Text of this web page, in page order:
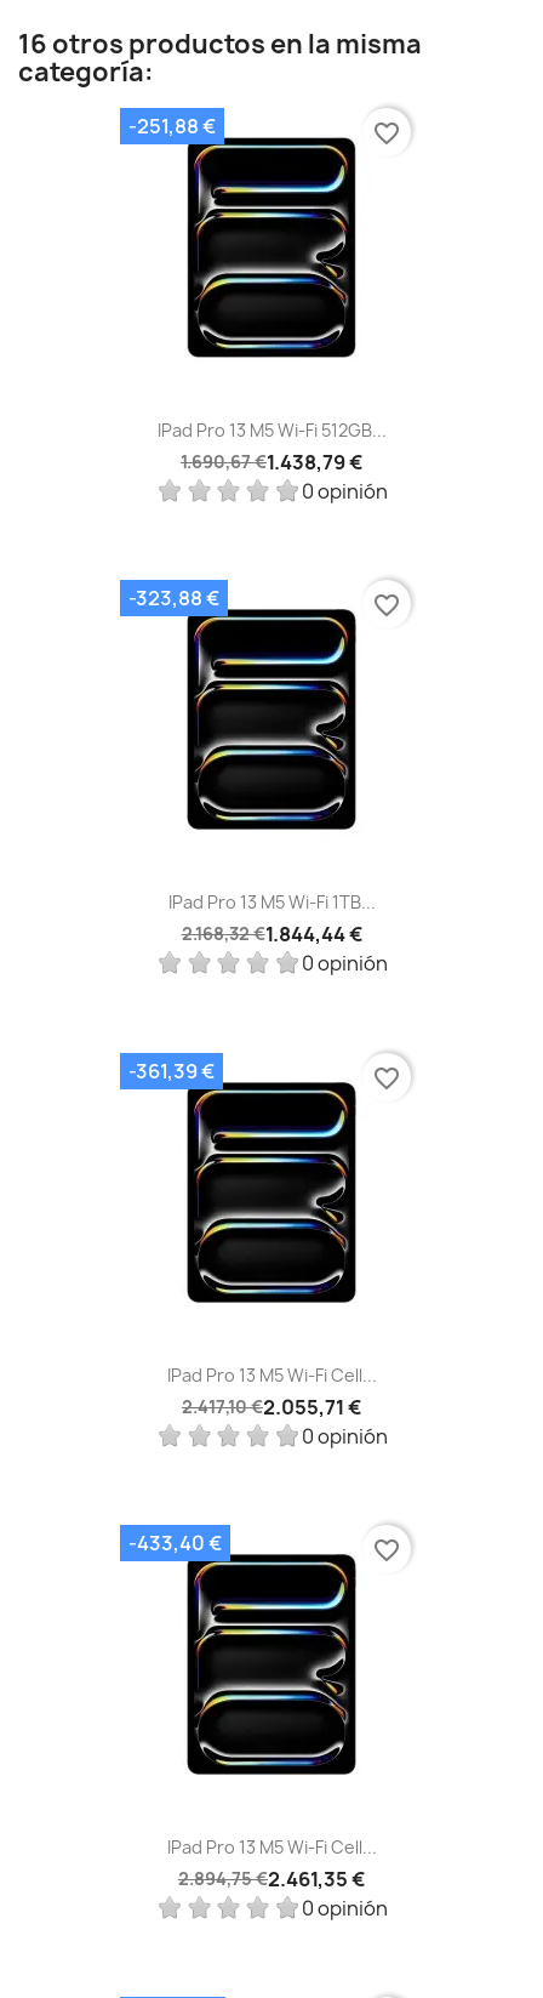
16 otros productos en la misma
categoría:
IPad Pro 13 M5 Wi‑Fi 512GB...
1.690,67 €1.438,79 €
0 opinión
-251,88 € favorite_border
IPad Pro 13 M5 Wi‑Fi 1TB...
2.168,32 €1.844,44 €
0 opinión
-323,88 € favorite_border
IPad Pro 13 M5 Wi‑Fi Cell...
2.417,10 €2.055,71 €
0 opinión
-361,39 € favorite_border
IPad Pro 13 M5 Wi‑Fi Cell...
2.894,75 €2.461,35 €
0 opinión
-433,40 € favorite_border